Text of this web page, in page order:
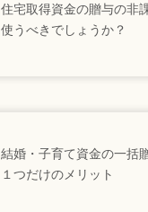
住宅取得資金の贈与の非
使うべきでしょうか？
結婚・子育て資金の一括
１つだけのメリット